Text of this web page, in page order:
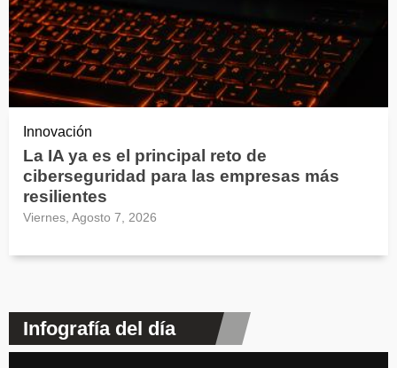
Innovación
La IA ya es el principal reto de
ciberseguridad para las empresas más
resilientes
Viernes, Agosto 7, 2026
Infografía del día